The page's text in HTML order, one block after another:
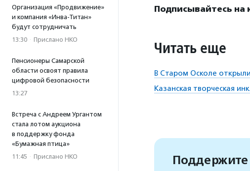
Организация «Продвижение»
и компания «Инва-Титан»
будут сотрудничать
13:30 · Прислано НКО
Пенсионеры Самарской
области освоят правила
цифровой безопасности
13:27
Встреча с Андреем Ургантом
стала лотом аукциона
в поддержку фонда
«Бумажная птица»
11:45 · Прислано НКО
Подписывайтесь на
Читать еще
В Старом Осколе
Казанская творческая